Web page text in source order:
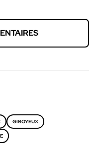
GIBOYEUX